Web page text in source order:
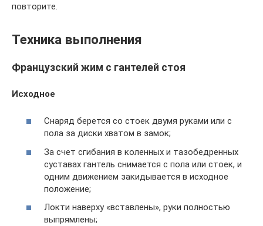
повторите.
Техника выполнения
Французский жим с гантелей стоя
Исходное
Снаряд берется со стоек двумя руками или с
пола за диски хватом в замок;
За счет сгибания в коленных и тазобедренных
суставах гантель снимается с пола или стоек, и
одним движением закидывается в исходное
положение;
Локти наверху «вставлены», руки полностью
выпрямлены;